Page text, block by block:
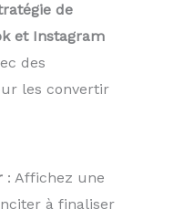
de
et Instagram
des
les convertir
: Affichez une
à finaliser